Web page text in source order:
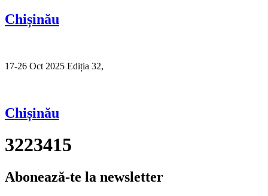
Chișinău
17-26 Oct 2025 Ediția 32,
Chișinău
3223415
Abonează-te la newsletter